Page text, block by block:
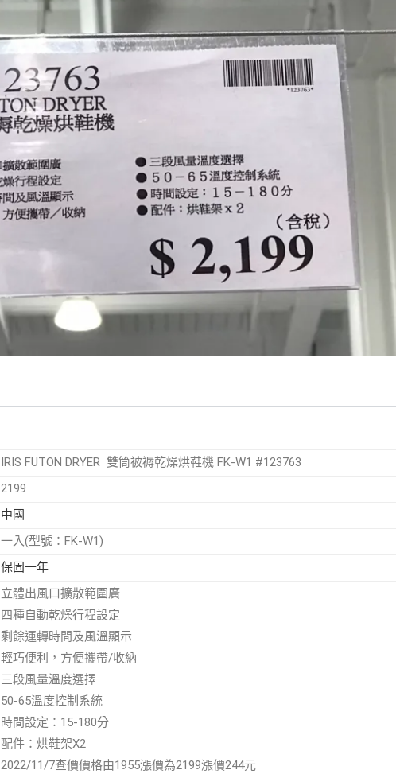
IRIS FUTON DRYER 雙筒被褥乾燥烘鞋機 FK-W1 #123763
2199
中國
一入(型號：FK-W1)
保固一年
立體出風口擴散範圍廣
四種自動乾燥行程設定
剩餘運轉時間及風溫顯示
輕巧便利，方便攜帶/收納
三段風量溫度選擇
50-65溫度控制系統
時間設定：15-180分
配件：烘鞋架X2
2022/11/7查價價格由1955漲價為2199漲價244元